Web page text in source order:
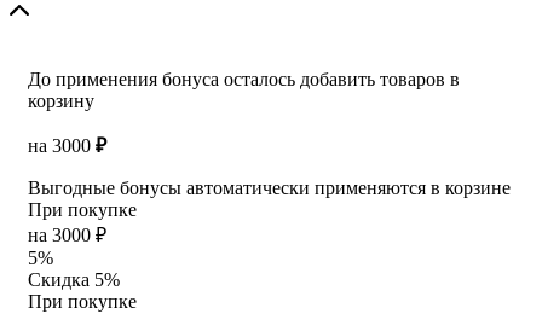
До применения бонуса осталось добавить товаров в
корзину
на 3000 ₽
Выгодные бонусы автоматически применяются в корзине
При покупке
на 3000 ₽
5%
Скидка 5%
При покупке